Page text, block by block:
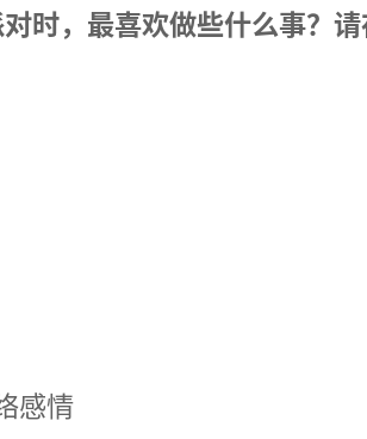
时，最喜欢做些什么事？
感情